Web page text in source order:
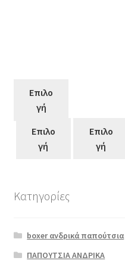
Επιλο
γή
Επιλο
γή
Επιλο
γή
προϊόν
έχει
Κατηγορίες
boxer ανδρικά παπούτσια
ΠΑΠΟΥΤΣΙΑ ΑΝΔΡΙΚΑ